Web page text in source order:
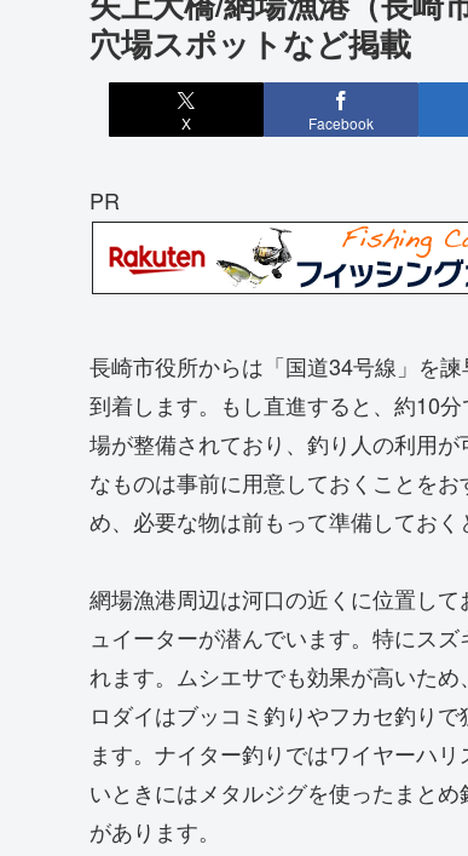
穴場スポットなど掲載
X Facebook
PR
長崎市役所からは「国道34号線」を
到着します。もし直進すると、約10
場が整備されており、釣り人の利用
なものは事前に用意しておくことを
め、必要な物は前もって準備しておく
網場漁港周辺は河口の近くに位置し
ュイーターが潜んでいます。特にス
れます。ムシエサでも効果が高いた
ロダイはブッコミ釣りやフカセ釣り
ます。ナイター釣りではワイヤーハ
いときにはメタルジグを使ったまと
があります。